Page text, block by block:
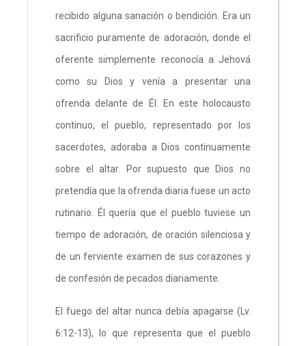
recibido alguna sanación o bendición. Era un
sacrificio puramente de adoración, donde el
oferente simplemente reconocía a Jehová
como su Dios y venía a presentar una
ofrenda delante de Él. En este holocausto
continuo, el pueblo, representado por los
sacerdotes, adoraba a Dios continuamente
sobre el altar. Por supuesto que Dios no
pretendía que la ofrenda diaria fuese un acto
rutinario. Él quería que el pueblo tuviese un
tiempo de adoración, de oración silenciosa y
de un ferviente examen de sus corazones y
de confesión de pecados diariamente.
El fuego del altar nunca debía apagarse (Lv.
6:12-13), lo que representa que el pueblo